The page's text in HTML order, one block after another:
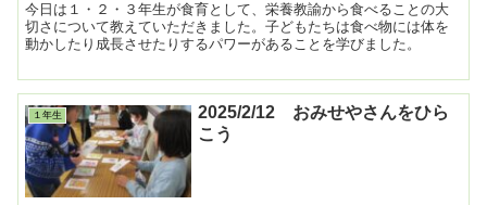
今日は１・２・３年生が食育として、栄養教諭から食べることの大
切さについて教えていただきました。子どもたちは食べ物には体を
動かしたり成長させたりするパワーがあることを学びました。
１年生
2025/2/12 おみせやさんをひら
こう